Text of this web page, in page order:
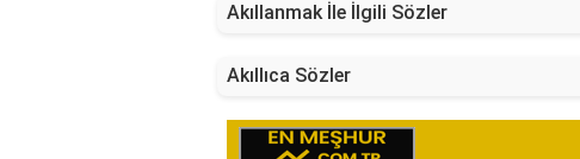
Akıllanmak İle İlgili Sözler
Akıllıca Sözler